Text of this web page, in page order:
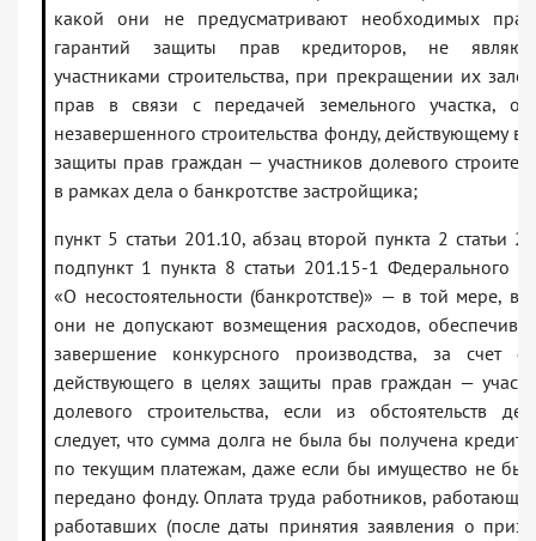
какой они не предусматривают необходимых
гарантий защиты прав кредиторов, не
участниками строительства, при прекращении их
прав в связи с передачей земельного участка,
незавершенного строительства фонду, действующему в
защиты прав граждан — участников долевого
в рамках дела о банкротстве застройщика;
пункт 5 статьи 201.10, абзац второй пункта 2 статьи
подпункт 1 пункта 8 статьи 201.15-1 Федерального
«О несостоятельности (банкротстве)» — в той мере, в
они не допускают возмещения расходов,
завершение конкурсного производства, за счет
действующего в целях защиты прав граждан —
долевого строительства, если из обстоятельств
следует, что сумма долга не была бы получена
по текущим платежам, даже если бы имущество не
передано фонду. Оплата труда работников,
работавших (после даты принятия заявления о